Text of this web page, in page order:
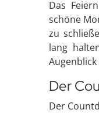
Das
schöne
zu
lang
Der
Der